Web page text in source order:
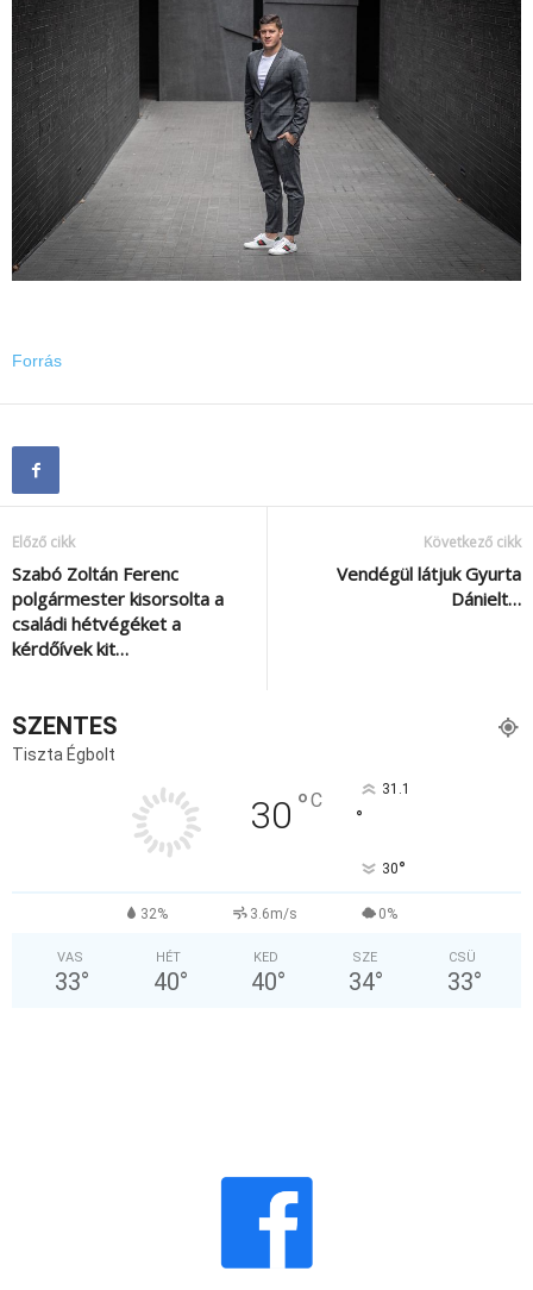
Forrás
Előző cikk
Szabó Zoltán Ferenc
polgármester kisorsolta a
családi hétvégéket a
kérdőívek kit…
Következő cikk
Vendégül látjuk Gyurta
Dánielt…
SZENTES
Tiszta Égbolt
30 °C 31.1
°
30°
32% 3.6m/s 0%
VAS
33°
HÉT
40°
KED
40°
SZE
34°
CSÜ
33°